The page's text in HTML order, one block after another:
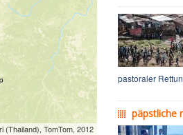
TomTom, 2012
pastoraler
päpstliche